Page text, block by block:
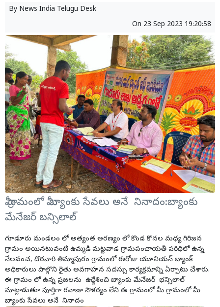
By News India Telugu Desk
On 23 Sep 2023 19:20:58
మీ గ్రామంలో మీ బ్యాంకు సేవలు అనే నినాదం:బ్యాంకు
మేనేజర్ బన్సిలాల్
గూడూరు మండలం లో అత్యంత అరణ్యం లో కొండ కొనల మధ్య గిరిజన
గ్రామం అయినటువంటి ఉమ్మడి మట్టవాడ గ్రామపంచాయతీ పరిధిలో ఉన్న
నేలవంచ, దొరవారి తిమ్మాపురం గ్రామంలో ఈరోజు యూనియన్ బ్యాంక్
అధికారులు పాల్గొని రైతు అవగాహన సదస్సు కార్యక్రమాన్ని ఏర్పాటు చేశారు.
ఈ గ్రామం లో ఉన్న ప్రజలను ఉద్దేశించి బ్యాంకు మేనేజర్ భన్సిలాల్
మాట్లాడుతూ పూర్తిగా రవాణా సౌకర్యం లేని ఈ గ్రామంలో మీ గ్రామంలో మీ
బ్యాంకు సేవలు అనే నినాదం